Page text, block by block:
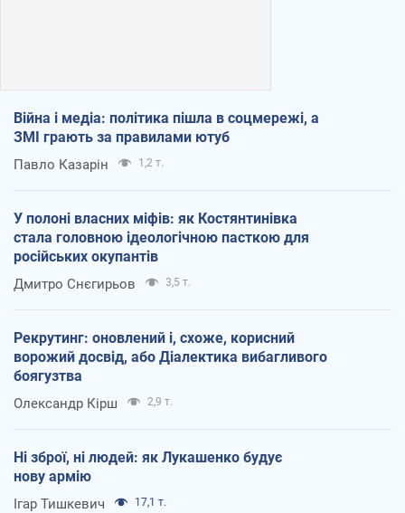
Війна і медіа: політика пішла в соцмережі, а
ЗМІ грають за правилами ютуб
Павло Казарін 1,2 т.
У полоні власних міфів: як Костянтинівка
стала головною ідеологічною пасткою для
російських окупантів
Дмитро Снєгирьов 3,5 т.
Рекрутинг: оновлений і, схоже, корисний
ворожий досвід, або Діалектика вибагливого
боягузтва
Олександр Кірш 2,9 т.
Ні зброї, ні людей: як Лукашенко будує
нову армію
Ігар Тишкевич 17,1 т.